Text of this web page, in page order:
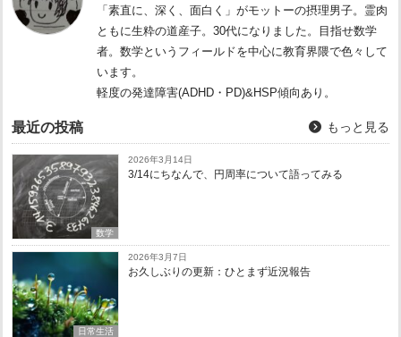
「素直に、深く、面白く」がモットーの摂理男子。霊肉
ともに生粋の道産子。30代になりました。目指せ数学
者。数学というフィールドを中心に教育界隈で色々して
います。
軽度の発達障害(ADHD・PD)&HSP傾向あり。
最近の投稿 もっと見る
数学
2026年3月14日
3/14にちなんで、円周率について語ってみる
日常生活
2026年3月7日
お久しぶりの更新：ひとまず近況報告